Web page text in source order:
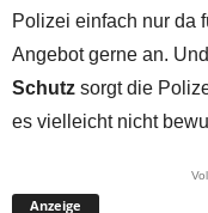
Polizei einfach nur da
Angebot gerne an.
Schutz sorgt die
es vielleicht nicht
Anzeige